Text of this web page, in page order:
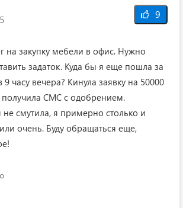
9
на закупку мебели в офис. Нужно
задаток. Куда бы я еще пошла за
часу вечера? Кинула заявку на 50000
получила СМС с одобрением.
смутила, я примерно столько и
очень. Буду обращаться еще,